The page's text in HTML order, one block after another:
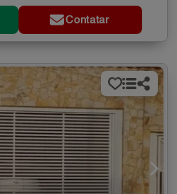
Contatar